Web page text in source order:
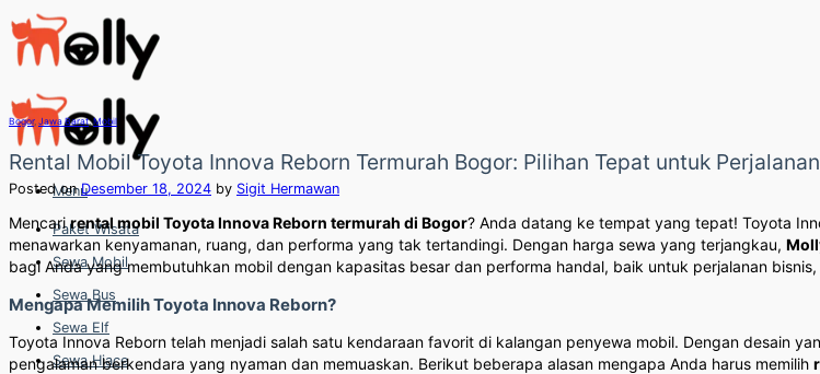
Skip
to
content
Menu
Paket Wisata
Sewa Mobil
Sewa Bus
Sewa Elf
Sewa Hiace
Bogor, Jawa Barat,Mobil
Rental Mobil Toyota Innova Reborn Termurah Bogor: Pilihan Tepat untuk
Posted onDesember 18, 2024 by Sigit Hermawan
Mencarirental mobil Toyota Innova Reborn termurah di Bogor? Anda datang ke tempat yang tepat! Toyota
menawarkan kenyamanan, ruang, dan performa yang tak tertandingi. Dengan harga sewa yang terjangkau,
bagi Anda yang membutuhkan mobil dengan kapasitas besar dan performa handal, baik untuk perjalanan
Mengapa Memilih Toyota Innova Reborn?
Toyota Innova Reborn telah menjadi salah satu kendaraan favorit di kalangan penyewa mobil. Dengan desain
pengalaman berkendara yang nyaman dan memuaskan. Berikut beberapa alasan mengapa Anda harus memilih